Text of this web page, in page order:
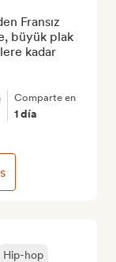
Hip-hop
Fransız
büyük plak
kadar
Comparte en
1 día